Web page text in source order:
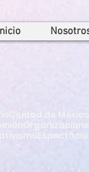
Organizaciones